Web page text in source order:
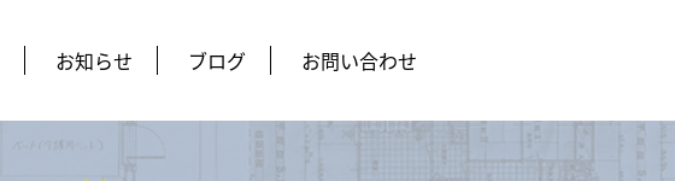
お知らせ ブログ お問い合わせ